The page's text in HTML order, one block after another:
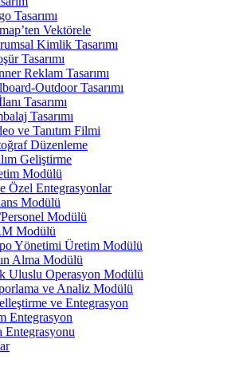
Tasarımı
Vektörele
Kimlik Tasarımı
Tasarımı
Reklam Tasarımı
Outdoor Tasarımı
Tasarımı
Tasarımı
ve Tanıtım Filmi
Düzenleme
Geliştirme
Modülü
Özel Entegrasyonlar
Modülü
Modülü
Modülü
Yönetimi Üretim Modülü
Alma Modülü
Uluslu Operasyon Modülü
ve Analiz Modülü
ve Entegrasyon
Entegrasyon
Entegrasyonu